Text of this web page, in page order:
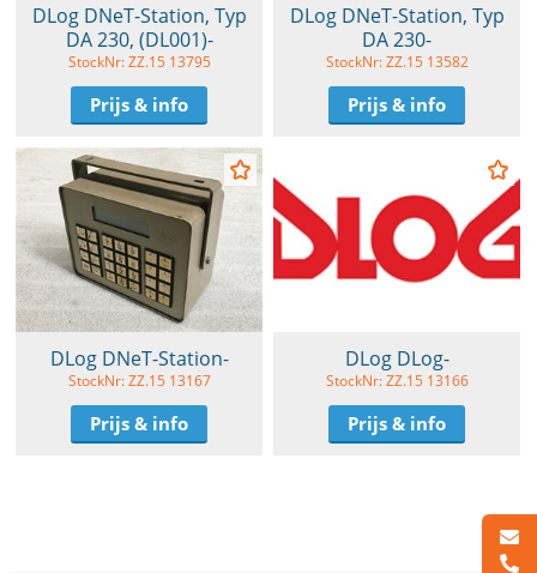
DLog DNeT-Station, Typ
DA 230, (DL001)-
StockNr: ZZ.15 13795
Prijs & info
DLog DNeT-Station, Typ
DA 230-
StockNr: ZZ.15 13582
Prijs & info
DLog DNeT-Station-
StockNr: ZZ.15 13167
Prijs & info
DLog DLog-
StockNr: ZZ.15 13166
Prijs & info